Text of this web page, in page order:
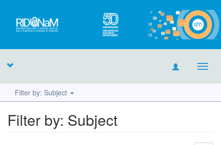
Filter by: Subject
Filter by: Subject